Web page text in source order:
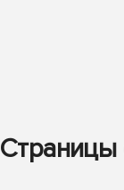
Страницы